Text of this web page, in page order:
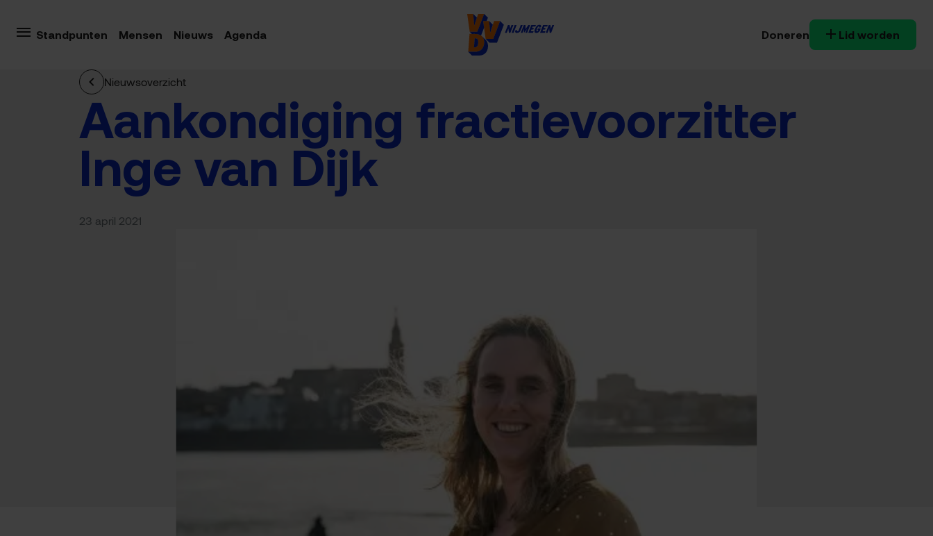
Standpunten Mensen Nieuws Agenda Doneren Lid worden
Nieuwsoverzicht
Aankondiging fractievoorzitter
Inge van Dijk
23 april 2021